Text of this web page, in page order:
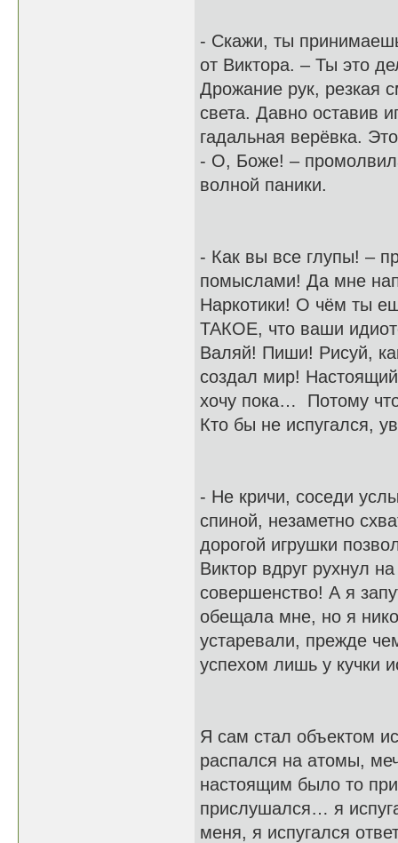
- Скажи, ты
от Виктора. – Ты это
Дрожание рук, резкая
света. Давно оставив
гадальная верёвка.
- О, Боже! –
волной паники.
- Как вы все глупы! –
помыслами! Да мне
Наркотики! О чём ты
ТАКОЕ, что ваши
Валяй! Пиши! Рисуй,
создал мир!
хочу пока… Потому
Кто бы не испугался,
- Не кричи, соседи
спиной, незаметно
дорогой игрушки
Виктор вдруг рухнул
совершенство! А я
обещала мне, но я
устаревали, прежде
успехом лишь у кучки
Я сам стал объектом
распался на атомы,
настоящим было то
прислушался… я
меня, я испугался